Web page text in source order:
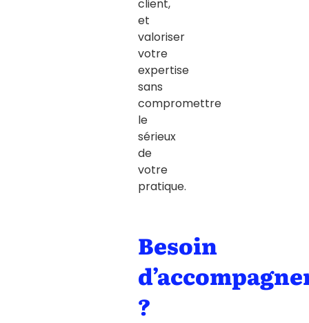
client,
et
valoriser
votre
expertise
sans
compromettre
le
sérieux
de
votre
pratique.
Besoin
?